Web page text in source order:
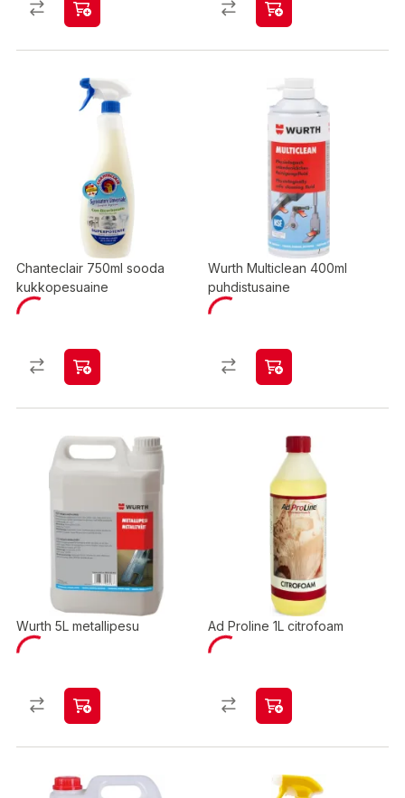
Chanteclair 750ml sooda
kukkopesuaine
Wurth Multiclean 400ml
puhdistusaine
Wurth 5L metallipesu Ad Proline 1L citrofoam